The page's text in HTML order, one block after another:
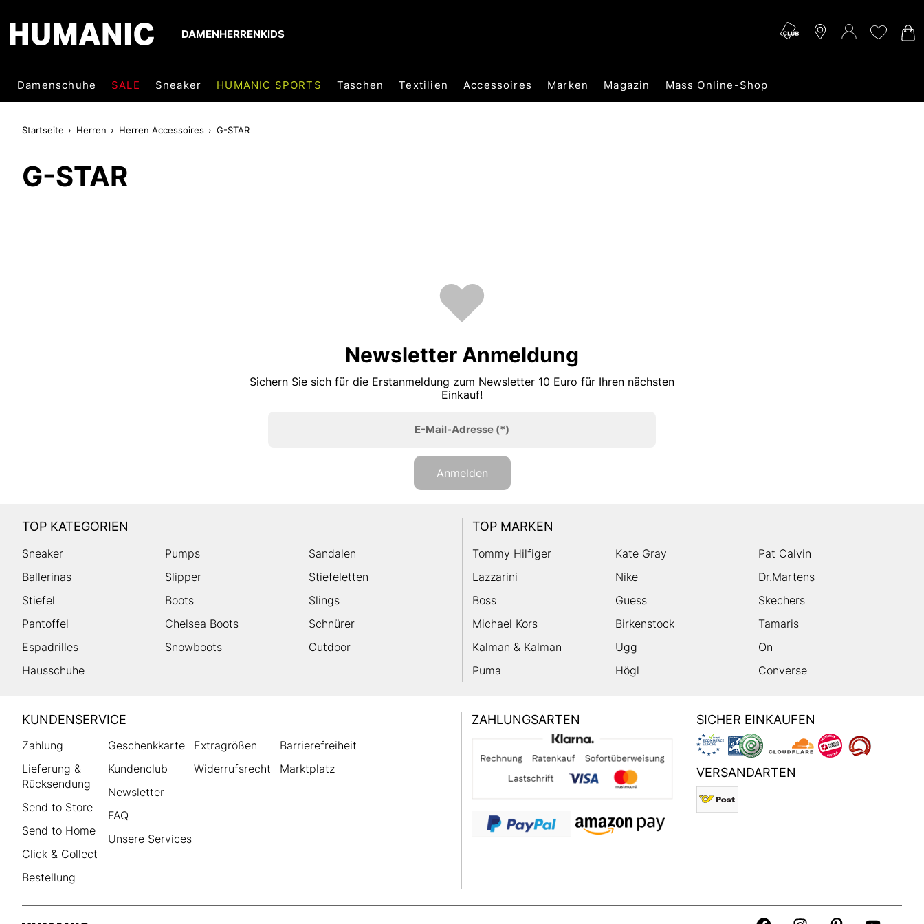
DAMENHERRENKIDS
Damenschuhe SALE Sneaker HUMANIC SPORTS Taschen Textilien Accessoires Marken Magazin Mass Online-Shop
Startseite Herren Herren Accessoires G-STAR
G-STAR
Newsletter Anmeldung
Sichern Sie sich für die Erstanmeldung zum Newsletter 10 Euro für Ihren nächsten
Einkauf!
E-Mail-Adresse(*)
Anmelden
TOP KATEGORIEN
Sneaker Pumps
Sandalen
Ballerinas
Slipper
Stiefeletten
Stiefel
Boots
Slings
Pantoffel
Chelsea Boots
Schnürer
Espadrilles
Snowboots
Outdoor
Hausschuhe
TOP MARKEN
Tommy Hilfiger Kate Gray
Pat Calvin
Lazzarini
Nike
Dr.Martens
Boss
Guess
Skechers
Michael Kors
Birkenstock
Tamaris
Kalman & Kalman
Ugg
On
Puma
Högl Converse
HUMANIC
Footer
KUNDENSERVICE
Zahlung
Lieferung &
Rücksendung
Send to Store
Send to Home
Click & Collect
Bestellung
Geschenkkarte
Kundenclub
Newsletter
FAQ
Unsere Services
Extragrößen
Widerrufsrecht
Barrierefreiheit
Marktplatz
ZAHLUNGSARTEN SICHER EINKAUFEN
VERSANDARTEN